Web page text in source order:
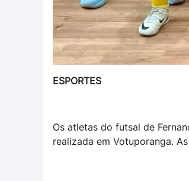
ESPORTES
Os atletas do futsal de
realizada em Votuporanga.